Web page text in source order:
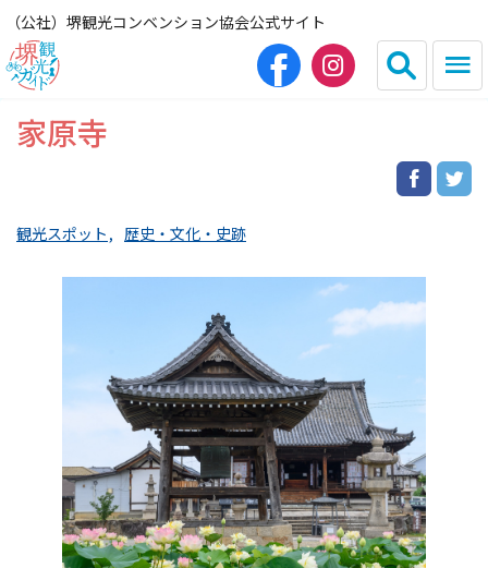
（公社）堺観光コンベンション協会公式サイト
English
HOME（観光サイト）
グルメ
イベント情報
家原寺
観光スポット 歴史・文化・史跡